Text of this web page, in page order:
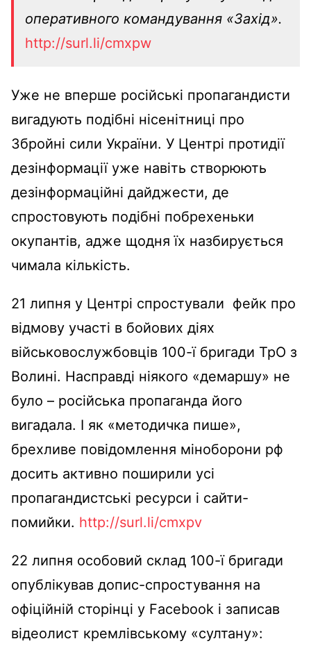
оперативного командування «Захід».
http://surl.li/cmxpw
Уже не вперше російські пропагандисти
вигадують подібні нісенітниці про
Збройні сили України. У Центрі протидії
дезінформації уже навіть створюють
дезінформаційні дайджести, де
спростовують подібні побрехеньки
окупантів, адже щодня їх назбирується
чимала кількість.
21 липня у Центрі спростували фейк про
відмову участі в бойових діях
військовослужбовців 100-ї бригади ТрО з
Волині. Насправді ніякого «демаршу» не
було – російська пропаганда його
вигадала. І як «методичка пише»,
брехливе повідомлення міноборони рф
досить активно поширили усі
пропагандистські ресурси і сайти-
помийки. http://surl.li/cmxpv
22 липня особовий склад 100-ї бригади
опублікував допис-спростування на
офіційній сторінці у Facebook і записав
відеолист кремлівському «султану»: